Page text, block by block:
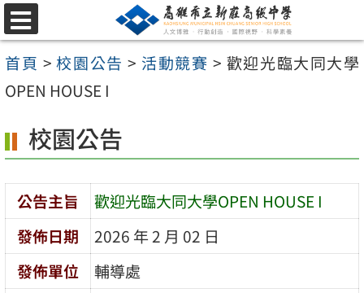
跳
至
主
要
容
區
選
單
首頁 >校園公告 > 活動競賽 > 歡迎光臨大同大學
OPEN HOUSE I
校園公告
公告主旨
歡迎光臨大同大學OPEN HOUSE I
發佈日期
2026 年 2 月 02 日
發佈單位
輔導處